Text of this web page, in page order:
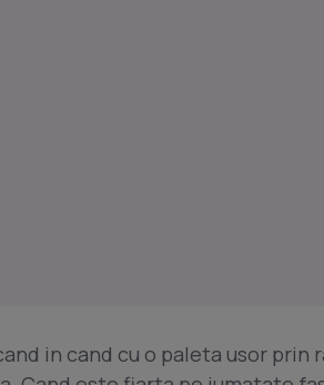
in cand cu o paleta usor prin